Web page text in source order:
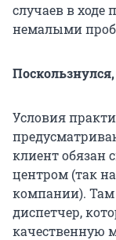
случаев в ходе
немалыми
Условия
клиент обязан
центром (так
компании).
диспетчер,
качественную